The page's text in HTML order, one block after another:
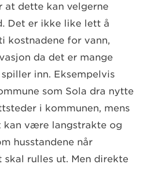
at dette kan velgerne
Det er ikke like lett å
kostnadene for vann,
da det er mange
inn. Eksempelvis
som Sola dra nytte
i kommunen, mens
kan være langstrakte og
husstandene når
skal rulles ut. Men direkte